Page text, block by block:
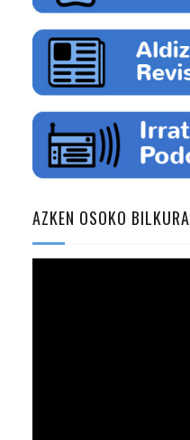
AZKEN OSOKO BILKURA